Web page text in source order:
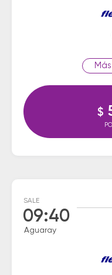
$
SALE
09:40
Aguaray